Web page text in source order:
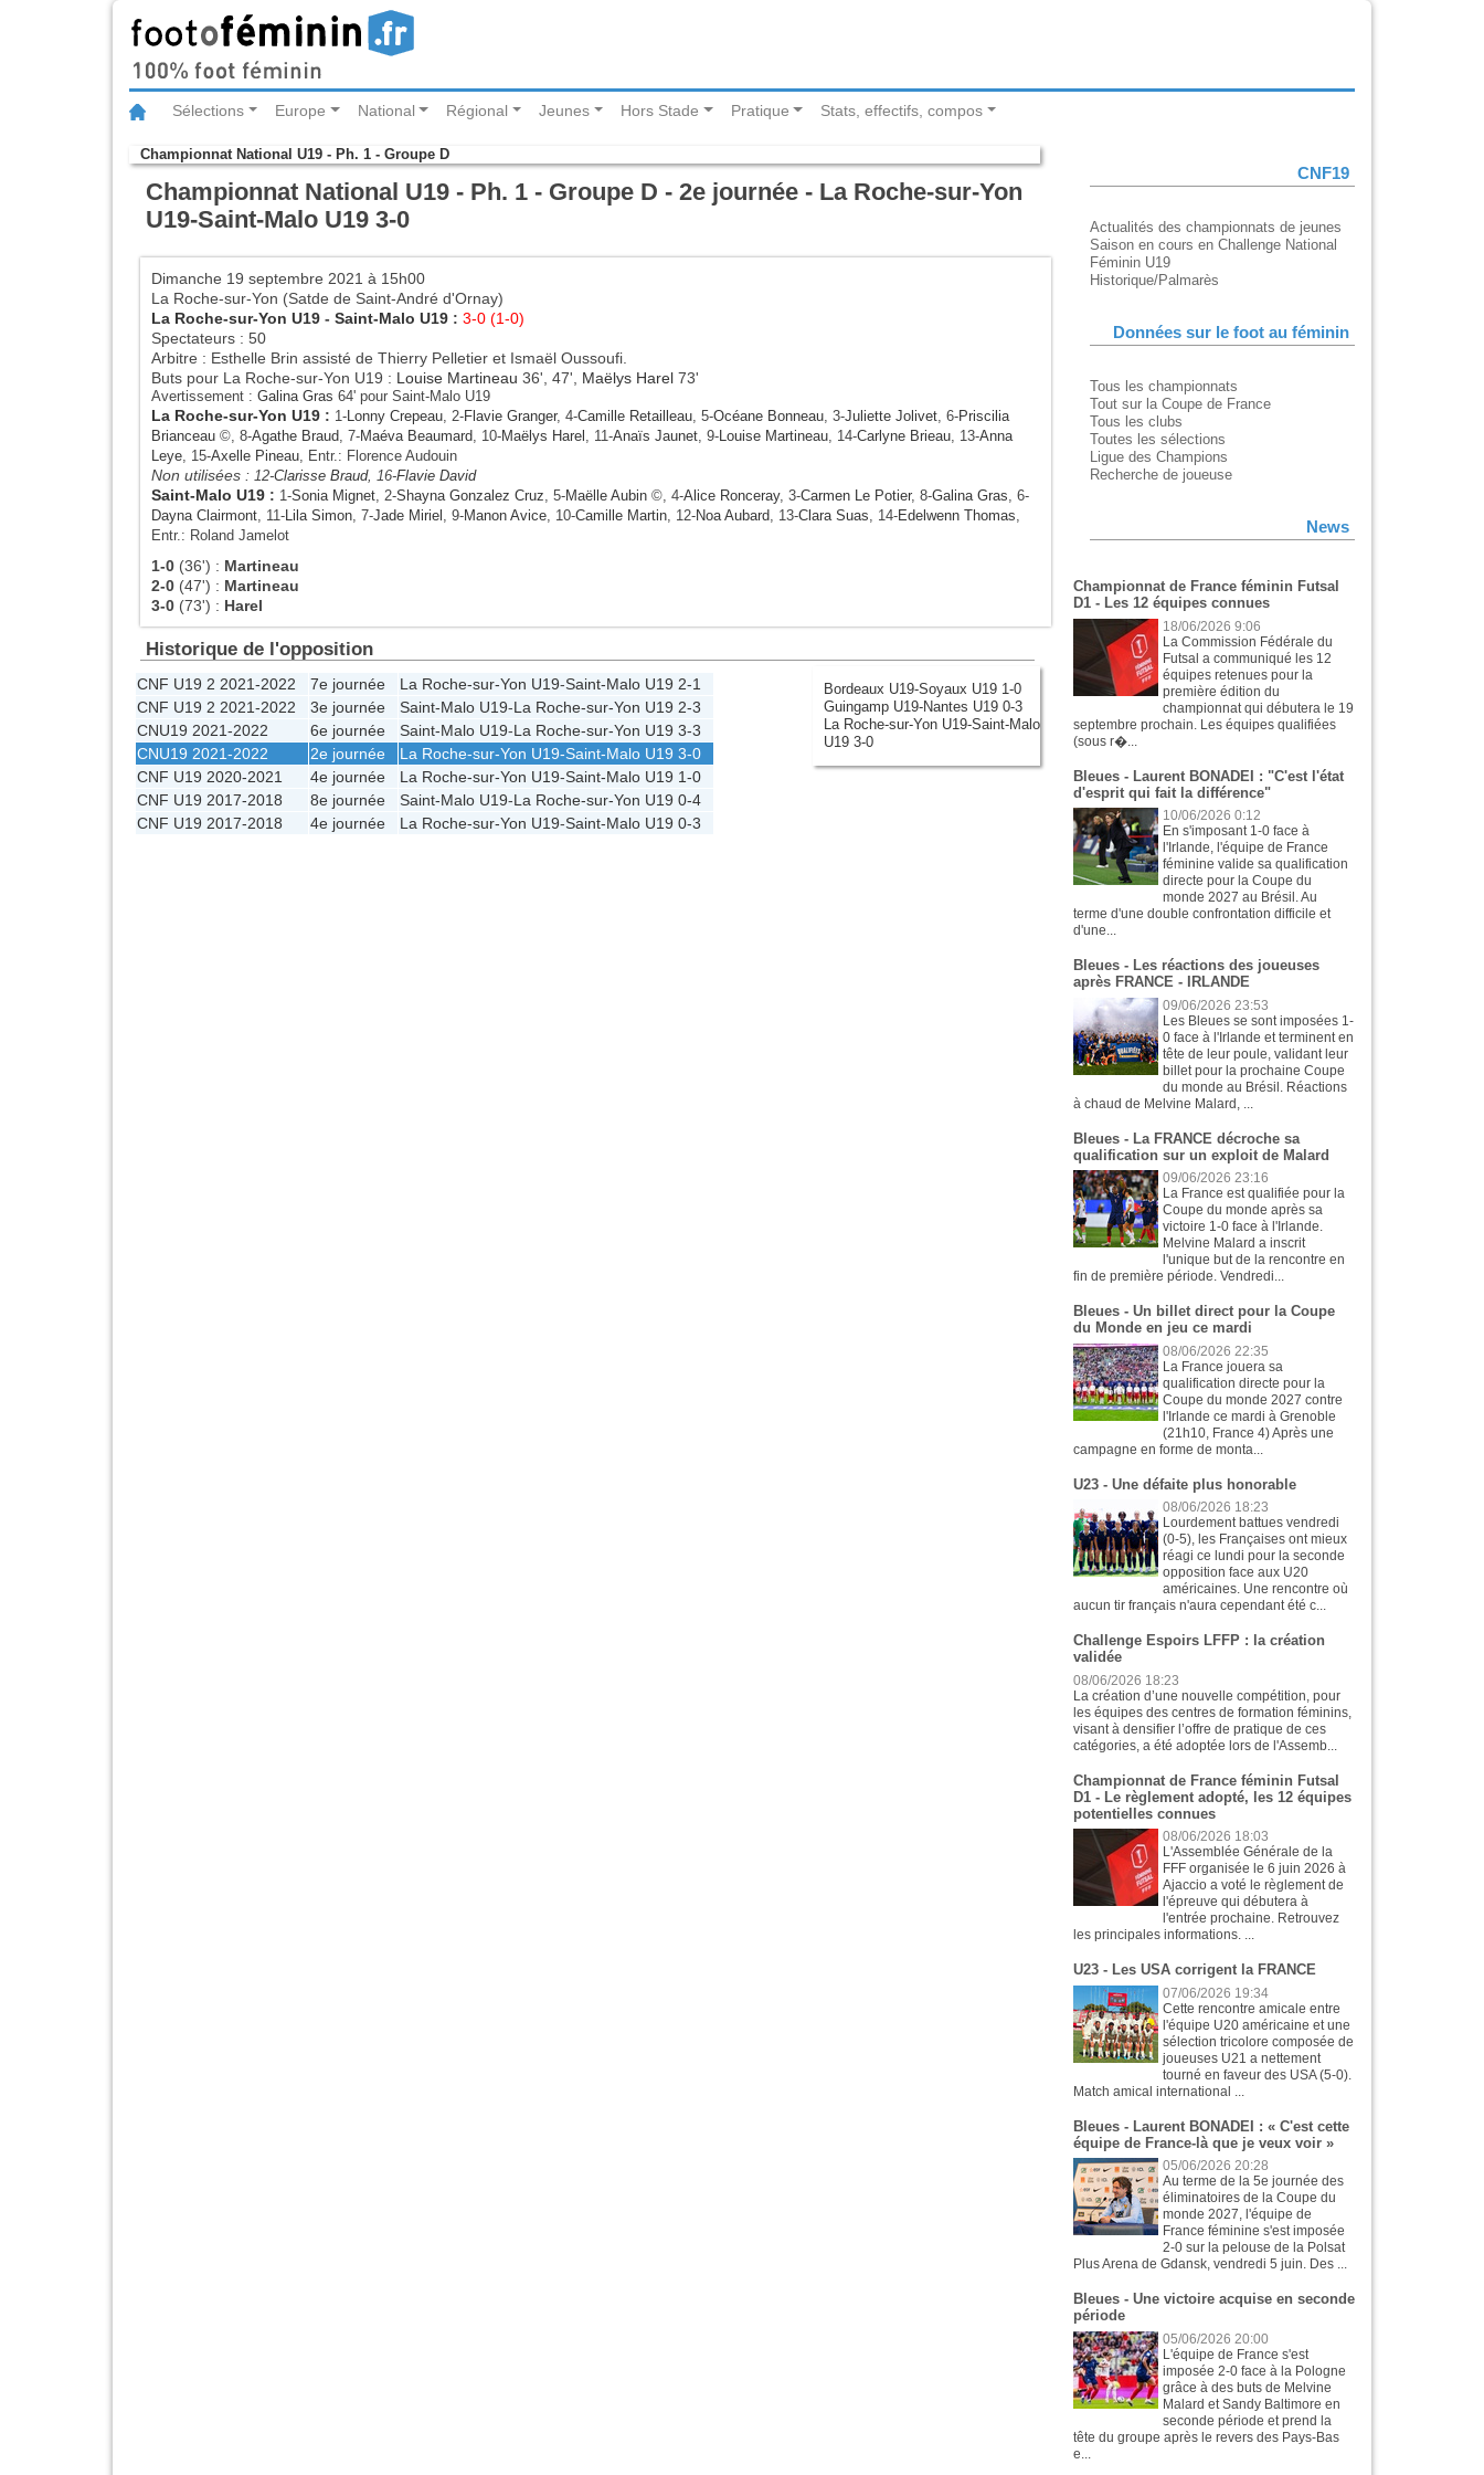
Sélections Europe National Régional Jeunes Hors Stade Pratique Stats, effectifs, compos
Championnat National U19 - Ph. 1 - Groupe D
Championnat National U19 - Ph. 1 - Groupe D - 2e journée - La Roche-sur-Yon
U19-Saint-Malo U19 3-0
Dimanche 19 septembre 2021 à 15h00
La Roche-sur-Yon (Satde de Saint-André d'Ornay)
La Roche-sur-Yon U19 - Saint-Malo U19 : 3-0 (1-0)
Spectateurs : 50
Arbitre : Esthelle Brin assisté de Thierry Pelletier et Ismaël Oussoufi.
Buts pour La Roche-sur-Yon U19 : Louise Martineau 36', 47', Maëlys Harel 73'
Avertissement : Galina Gras 64' pour Saint-Malo U19
La Roche-sur-Yon U19 : 1- Lonny Crepeau , 2-Flavie Granger, 4-Camille Retailleau , 5-Océane Bonneau , 3-Juliette Jolivet , 6-Priscilia
Brianceau ©, 8-Agathe Braud , 7-Maéva Beaumard , 10-Maëlys Harel , 11-Anaïs Jaunet , 9- Louise Martineau , 14-Carlyne Brieau , 13-Anna
Leye , 15-Axelle Pineau , Entr.: Florence Audouin
Non utilisées : 12-Clarisse Braud, 16-Flavie David
Saint-Malo U19 : 1-Sonia Mignet , 2-Shayna Gonzalez Cruz , 5-Maëlle Aubin ©, 4-Alice Ronceray, 3-Carmen Le Potier, 8-Galina Gras , 6-
Dayna Clairmont , 11- Lila Simon , 7-Jade Miriel , 9-Manon Avice , 10-Camille Martin , 12-Noa Aubard , 13-Clara Suas , 14-Edelwenn Thomas
Entr.: Roland Jamelot
1-0 (36') : Martineau
2-0 (47') : Martineau
3-0 (73') : Harel
Historique de l'opposition
CNF U19 2 2021-2022 7e journée La Roche-sur-Yon U19-Saint-Malo U19 2-1
CNF U19 2 2021-2022
3e journée Saint-Malo U19-La Roche-sur-Yon U19 2-3
CNU19 2021-2022
6e journée Saint-Malo U19-La Roche-sur-Yon U19 3-3
CNU19 2021-2022
2e journée La Roche-sur-Yon U19-Saint-Malo U19 3-0
CNF U19 2020-2021
4e journée La Roche-sur-Yon U19-Saint-Malo U19 1-0
CNF U19 2017-2018
8e journée Saint-Malo U19-La Roche-sur-Yon U19 0-4
CNF U19 2017-2018
4e journée La Roche-sur-Yon U19-Saint-Malo U19 0-3
Bordeaux U19-Soyaux U19 1-0
Guingamp U19-Nantes U19 0-3
La Roche-sur-Yon U19-Saint-Malo
U19 3-0
CNF19
Actualités des championnats de jeunes
Saison en cours en Challenge National
Féminin U19
Historique/Palmarès
Données sur le foot au féminin
Tous les championnats
Tout sur la Coupe de France
Tous les clubs
Toutes les sélections
Ligue des Champions
Recherche de joueuse
News
Championnat de France féminin Futsal
D1 - Les 12 équipes connues
18/06/2026 9:06
La Commission Fédérale du
Futsal a communiqué les 12
équipes retenues pour la
première édition du
championnat qui débutera le 19
septembre prochain. Les équipes qualifiées
(sous r�...
Bleues - Laurent BONADEI : "C'est l'état
d'esprit qui fait la différence"
10/06/2026 0:12
En s'imposant 1-0 face à
l'Irlande, l'équipe de France
féminine valide sa qualification
directe pour la Coupe du
monde 2027 au Brésil. Au
terme d'une double confrontation difficile et
d'une...
Bleues - Les réactions des joueuses
après FRANCE - IRLANDE
09/06/2026 23:53
Les Bleues se sont imposées 1-
0 face à l'Irlande et terminent en
tête de leur poule, validant leur
billet pour la prochaine Coupe
du monde au Brésil. Réactions
à chaud de Melvine Malard, ...
Bleues - La FRANCE décroche sa
qualification sur un exploit de Malard
09/06/2026 23:16
La France est qualifiée pour la
Coupe du monde après sa
victoire 1-0 face à l'Irlande.
Melvine Malard a inscrit
l'unique but de la rencontre en
fin de première période. Vendredi...
Bleues - Un billet direct pour la Coupe
du Monde en jeu ce mardi
08/06/2026 22:35
La France jouera sa
qualification directe pour la
Coupe du monde 2027 contre
l'Irlande ce mardi à Grenoble
(21h10, France 4) Après une
campagne en forme de monta...
U23 - Une défaite plus honorable
08/06/2026 18:23
Lourdement battues vendredi
(0-5), les Françaises ont mieux
réagi ce lundi pour la seconde
opposition face aux U20
américaines. Une rencontre où
aucun tir français n'aura cependant été c...
Challenge Espoirs LFFP : la création
validée
08/06/2026 18:23
La création d’une nouvelle compétition, pour
les équipes des centres de formation féminins,
visant à densifier l’offre de pratique de ces
catégories, a été adoptée lors de l'Assemb...
Championnat de France féminin Futsal
D1 - Le règlement adopté, les 12 équipes
potentielles connues
08/06/2026 18:03
L'Assemblée Générale de la
FFF organisée le 6 juin 2026 à
Ajaccio a voté le règlement de
l'épreuve qui débutera à
l'entrée prochaine. Retrouvez
les principales informations. ...
U23 - Les USA corrigent la FRANCE
07/06/2026 19:34
Cette rencontre amicale entre
l'équipe U20 américaine et une
sélection tricolore composée de
joueuses U21 a nettement
tourné en faveur des USA (5-0).
Match amical international ...
Bleues - Laurent BONADEI : « C'est cette
équipe de France-là que je veux voir »
05/06/2026 20:28
Au terme de la 5e journée des
éliminatoires de la Coupe du
monde 2027, l'équipe de
France féminine s'est imposée
2-0 sur la pelouse de la Polsat
Plus Arena de Gdansk, vendredi 5 juin. Des ...
Bleues - Une victoire acquise en seconde
période
05/06/2026 20:00
L'équipe de France s'est
imposée 2-0 face à la Pologne
grâce à des buts de Melvine
Malard et Sandy Baltimore en
seconde période et prend la
tête du groupe après le revers des Pays-Bas
e...